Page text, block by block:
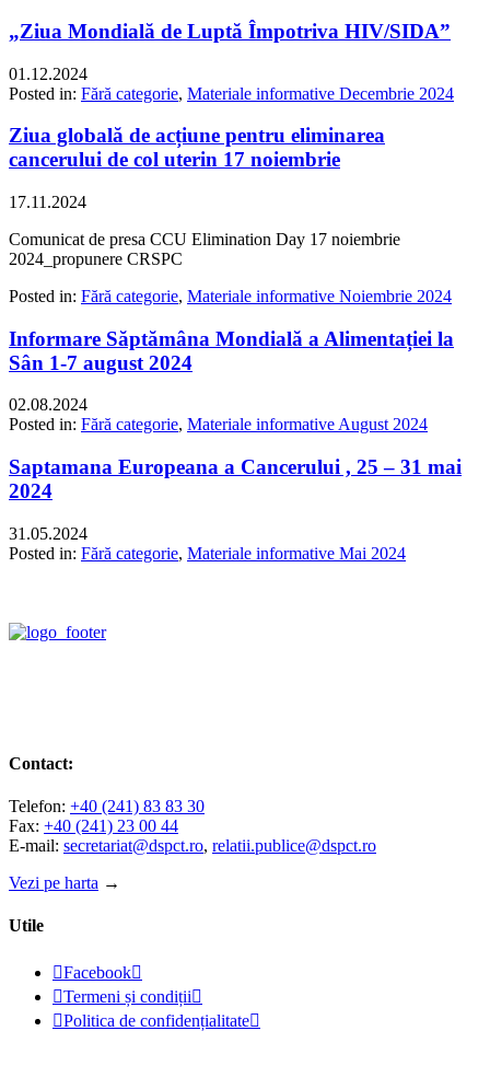
„Ziua Mondială de Luptă Împotriva HIV/SIDA”
01.12.2024
Posted in: Fără categorie, Materiale informative Decembrie 2024
Ziua globală de acțiune pentru eliminarea
cancerului de col uterin 17 noiembrie
17.11.2024
Comunicat de presa CCU Elimination Day 17 noiembrie
2024_propunere CRSPC
Posted in: Fără categorie, Materiale informative Noiembrie 2024
Informare Săptămâna Mondială a Alimentației la
Sân 1-7 august 2024
02.08.2024
Posted in: Fără categorie, Materiale informative August 2024
Saptamana Europeana a Cancerului , 25 – 31 mai
2024
31.05.2024
Posted in: Fără categorie, Materiale informative Mai 2024
Contact:
Telefon: +40 (241) 83 83 30
Fax: +40 (241) 23 00 44
E-mail: secretariat@dspct.ro, relatii.publice@dspct.ro
Vezi pe harta →
Utile
Facebook
Termeni și condiții
Politica de confidențialitate